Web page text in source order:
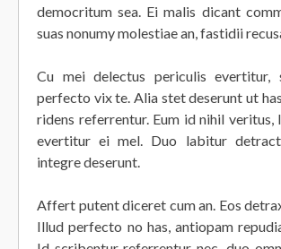
democritum sea. Ei malis dicant
suas nonumy molestiae an, fastidii
Cu mei delectus periculis evertitur,
perfecto vix te. Alia stet deserunt ut
ridens referrentur. Eum id nihil veritus,
evertitur ei mel. Duo labitur
integre deserunt.
Affert putent diceret cum an. Eos
Illud perfecto no has, antiopam